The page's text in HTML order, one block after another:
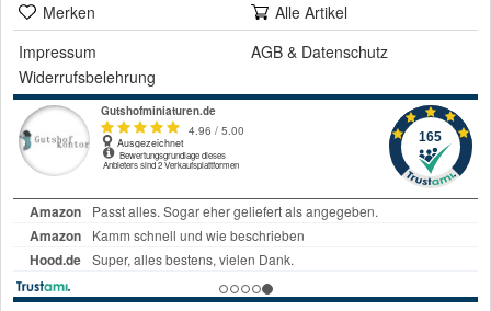
Merken
Alle Artikel
Impressum
AGB & Datenschutz
Widerrufsbelehrung